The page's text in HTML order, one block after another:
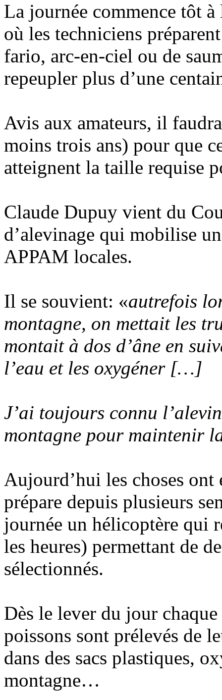
La journée commence tôt
où les techniciens
fario, arc-en-ciel ou de
repeupler plus d’une
Avis aux amateurs, il
moins trois ans) pour que
atteignent la taille requise
Claude Dupuy vient du
d’alevinage qui mobilise
APPAM locales.
Il se souvient: «autrefois
montagne, on mettait les
montait à dos d’âne en
l’eau et les oxygéner […]
J’ai toujours connu
montagne pour maintenir
Aujourd’hui les choses ont
prépare depuis plusieurs
journée un hélicoptère qui
les heures) permettant de
sélectionnés.
Dès le lever du jour
poissons sont prélevés de
dans des sacs plastiques,
montagne…